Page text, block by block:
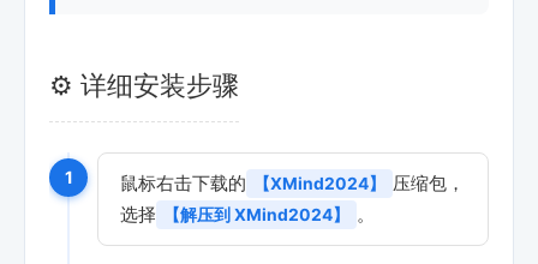
⚙️ 详细安装步骤
1 鼠标右击下载的 【XMind2024】
压缩包，
选择
【解压到 XMind2024】 。